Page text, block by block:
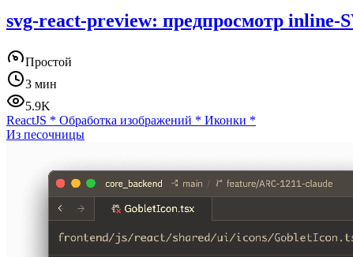
svg-react-preview: предпросмотр inline-
Простой
3 мин
5.9K
ReactJS * Обработка изображений * Иконки *
Из песочницы